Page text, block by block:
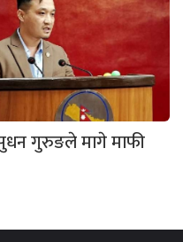
गुरुङले मागे माफी